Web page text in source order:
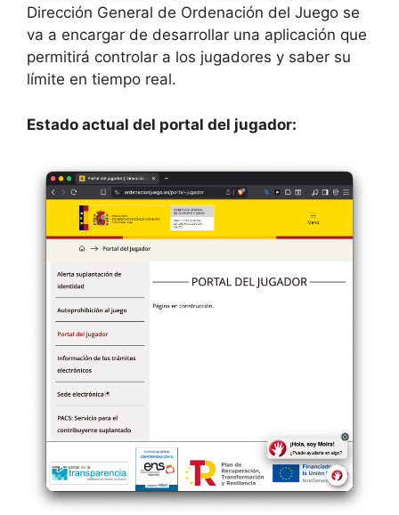
Dirección General de Ordenación del Juego se
va a encargar de desarrollar una aplicación que
permitirá controlar a los jugadores y saber su
límite en tiempo real.
Estado actual del portal del jugador: